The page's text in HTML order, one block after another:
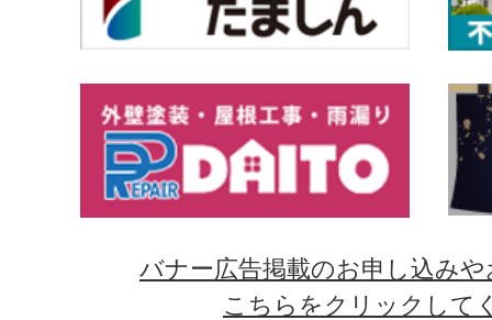
バナー広告掲載のお申し込み
こちらをクリックして